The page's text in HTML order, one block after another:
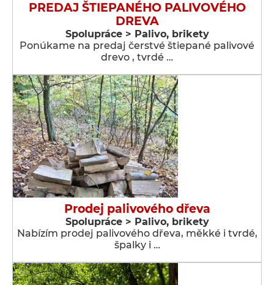
PREDAJ ŠTIEPANÉHO PALIVOVÉHO
DREVA
Spolupráce > Palivo, brikety
Ponúkame na predaj čerstvé štiepané palivové
drevo , tvrdé …
Prodej palivového dřeva
Spolupráce > Palivo, brikety
Nabízím prodej palivového dřeva, měkké i tvrdé,
špalky i …